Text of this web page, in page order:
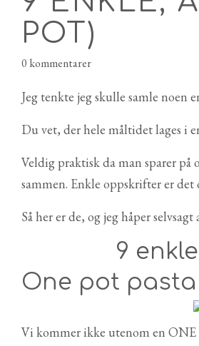
POT)
0 kommentarer
Jeg tenkte jeg skulle samle noen
Du vet, der hele måltidet lages i
Veldig praktisk da man sparer på
sammen. Enkle oppskrifter er det
Så her er de, og jeg håper
9
One pot pasta
Vi kommer ikke utenom en ONE